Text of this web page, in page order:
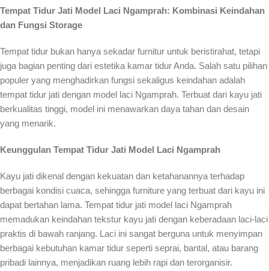
Tempat Tidur Jati Model Laci Ngamprah: Kombinasi Keindahan
dan Fungsi Storage
Tempat tidur bukan hanya sekadar furnitur untuk beristirahat, tetapi
juga bagian penting dari estetika kamar tidur Anda. Salah satu pilihan
populer yang menghadirkan fungsi sekaligus keindahan adalah
tempat tidur jati dengan model laci Ngamprah. Terbuat dari kayu jati
berkualitas tinggi, model ini menawarkan daya tahan dan desain
yang menarik.
Keunggulan Tempat Tidur Jati Model Laci Ngamprah
Kayu jati dikenal dengan kekuatan dan ketahanannya terhadap
berbagai kondisi cuaca, sehingga furniture yang terbuat dari kayu ini
dapat bertahan lama. Tempat tidur jati model laci Ngamprah
memadukan keindahan tekstur kayu jati dengan keberadaan laci-laci
praktis di bawah ranjang. Laci ini sangat berguna untuk menyimpan
berbagai kebutuhan kamar tidur seperti seprai, bantal, atau barang
pribadi lainnya, menjadikan ruang lebih rapi dan terorganisir.